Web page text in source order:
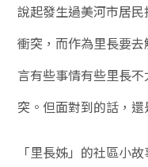
說起發生過美河市居
衝突，而作為里長要
言有些事情有些里長
突。但面對到的話，還
「里長姊」的社區小